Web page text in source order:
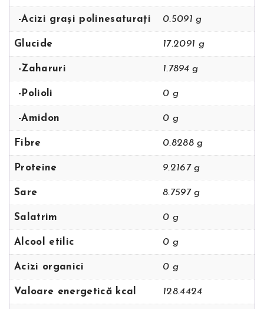
-Acizi grași polinesaturați 0.5091 g
Glucide 17.2091 g
-Zaharuri 1.7894 g
-Polioli 0 g
-Amidon 0 g
Fibre 0.8288 g
Proteine 9.2167 g
Sare 8.7597 g
Salatrim 0 g
Alcool etilic 0 g
Acizi organici 0 g
Valoare energetică kcal 128.4424